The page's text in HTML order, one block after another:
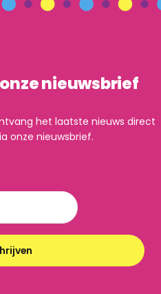
nieuwsbrief
het laatste nieuws direct
onze nieuwsbrief.